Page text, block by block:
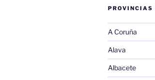
PROVINCIAS
A Coruña
Alava
Albacete